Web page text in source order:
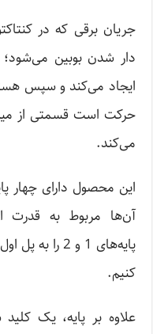
جریان برقی که در
دار شدن بوبین می‌شود؛
ایجاد می‌کند و سپس
حرکت است قسمتی از
می‌کند.
آن‌ها مربوط به قدرت
کنیم.
علاوه بر پایه، یک